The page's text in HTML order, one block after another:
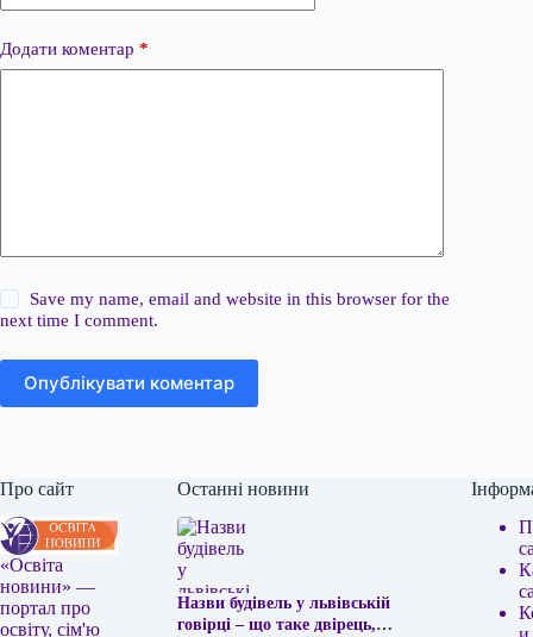
Додати коментар *
Save my name, email and website in this browser for the
next time I comment.
Опублікувати коментар
Про сайт
«Освіта
новини» —
портал про
освіту, сім'ю
Останні новини
Назви будівель у львівській
говірці – що таке двірець,